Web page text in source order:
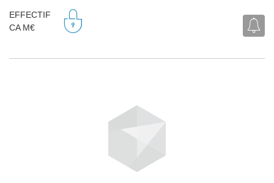
EFFECTIF
CA M€